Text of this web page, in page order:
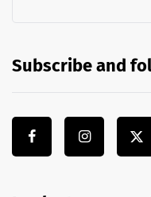
Subscribe and